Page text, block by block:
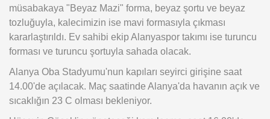
müsabakaya "Beyaz Mazi" forma, beyaz şortu ve beyaz
tozluğuyla, kalecimizin ise mavi formasıyla çıkması
kararlaştırıldı. Ev sahibi ekip Alanyaspor takımı ise turuncu
forması ve turuncu şortuyla sahada olacak.
Alanya Oba Stadyumu'nun kapıları seyirci girişine saat
14.00'de açılacak. Maç saatinde Alanya'da havanın açık ve
sıcaklığın 23 C olması bekleniyor.